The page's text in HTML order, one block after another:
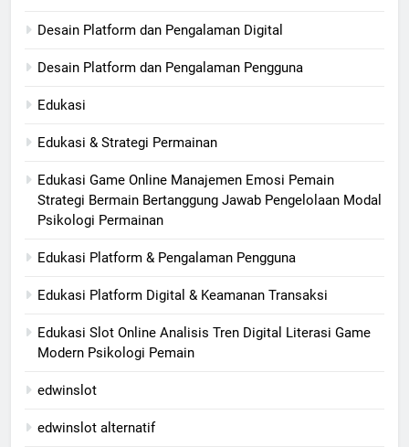
Desain Platform dan Pengalaman Digital
Desain Platform dan Pengalaman Pengguna
Edukasi
Edukasi & Strategi Permainan
Edukasi Game Online Manajemen Emosi Pemain
Strategi Bermain Bertanggung Jawab Pengelolaan Modal
Psikologi Permainan
Edukasi Platform & Pengalaman Pengguna
Edukasi Platform Digital & Keamanan Transaksi
Edukasi Slot Online Analisis Tren Digital Literasi Game
Modern Psikologi Pemain
edwinslot
edwinslot alternatif